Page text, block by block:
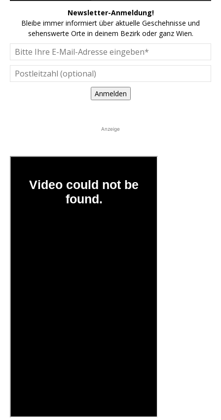
Newsletter-Anmeldung!
Bleibe immer informiert über aktuelle Geschehnisse und
sehenswerte Orte in deinem Bezirk oder ganz Wien.
Anmelden
Anzeige